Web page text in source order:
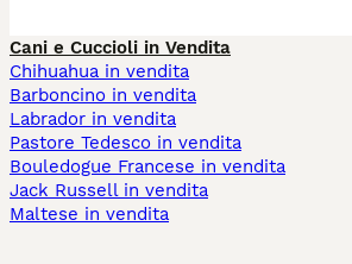
Cani e Cuccioli in Vendita
Chihuahua in vendita
Barboncino in vendita
Labrador in vendita
Pastore Tedesco in vendita
Bouledogue Francese in vendita
Jack Russell in vendita
Maltese in vendita